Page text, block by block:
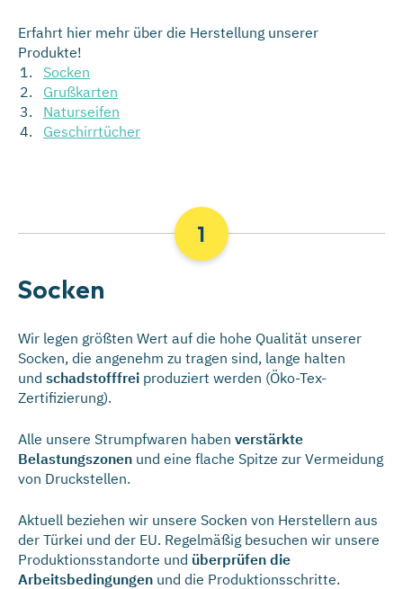
Erfahrt hier mehr über die Herstellung unserer
Produkte!
Socken
Grußkarten
Naturseifen
Geschirrtücher
Socken
Wir legen größten Wert auf die hohe Qualität unserer
Socken, die angenehm zu tragen sind, lange halten
und schadstofffrei produziert werden (Öko-Tex-
Zertifizierung).
Alle unsere Strumpfwaren haben verstärkte
Belastungs­zonen und eine flache Spitze zur Vermeidung
von Druckstellen.
Aktuell beziehen wir unsere Socken von Herstellern aus
der Türkei und der EU. Regelmäßig besuchen wir unsere
Produktionsstandorte und überprüfen die
Arbeitsbedingungen und die Produktions­schritte.